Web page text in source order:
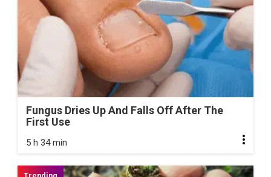
Fungus Dries Up And Falls Off After The
First Use
5 h 34 min